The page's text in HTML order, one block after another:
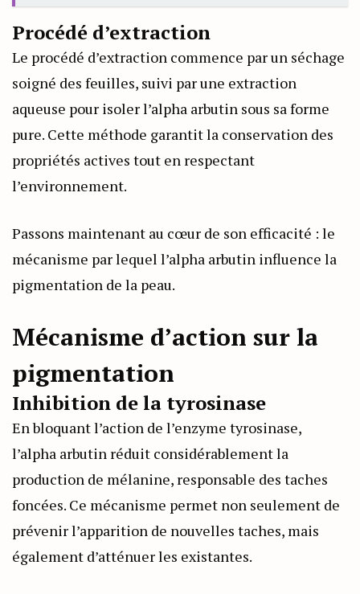
Procédé d’extraction
Le procédé d’extraction commence par un séchage
soigné des feuilles, suivi par une extraction
aqueuse pour isoler l’alpha arbutin sous sa forme
pure. Cette méthode garantit la conservation des
propriétés actives tout en respectant
l’environnement.
Passons maintenant au cœur de son efficacité : le
mécanisme par lequel l’alpha arbutin influence la
pigmentation de la peau.
Mécanisme d’action sur la
pigmentation
Inhibition de la tyrosinase
En bloquant l’action de l’enzyme tyrosinase,
l’alpha arbutin réduit considérablement la
production de mélanine, responsable des taches
foncées. Ce mécanisme permet non seulement de
prévenir l’apparition de nouvelles taches, mais
également d’atténuer les existantes.